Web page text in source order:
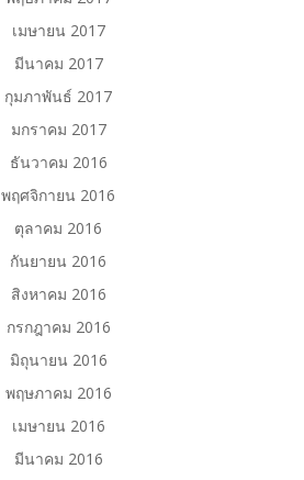
เมษายน 2017
มีนาคม 2017
กุมภาพันธ์ 2017
มกราคม 2017
ธันวาคม 2016
พฤศจิกายน 2016
ตุลาคม 2016
กันยายน 2016
สิงหาคม 2016
กรกฎาคม 2016
มิถุนายน 2016
พฤษภาคม 2016
เมษายน 2016
มีนาคม 2016